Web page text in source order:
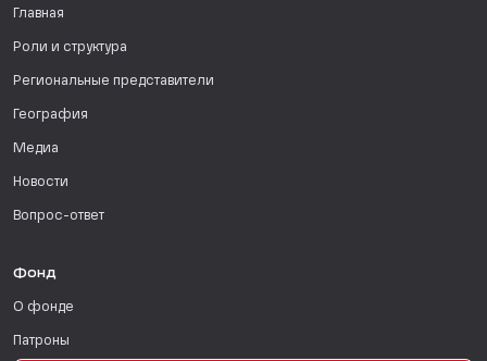
Главная
Роли и структура
Региональные представители
География
Медиа
Новости
Вопрос-ответ
Фонд
О фонде
Патроны